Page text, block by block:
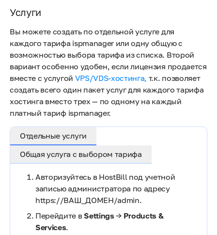
Услуги
Вы можете создать по отдельной услуге для
каждого тарифа ispmanager или одну общую с
возможностью выбора тарифа из списка. Второй
вариант особенно удобен, если лицензия продается
вместе с услугой VPS/VDS-хостинга, т.к. позволяет
создать всего один пакет услуг для каждого тарифа
хостинга вместо трех — по одному на каждый
платный тариф ispmanager.
Отдельные услуги
Общая услуга с выбором тарифа
Авторизуйтесь в HostBill под учетной
записью администратора по адресу
https://ВАШ_ДОМЕН/admin.
Перейдите вSettings→ Products &
Services.